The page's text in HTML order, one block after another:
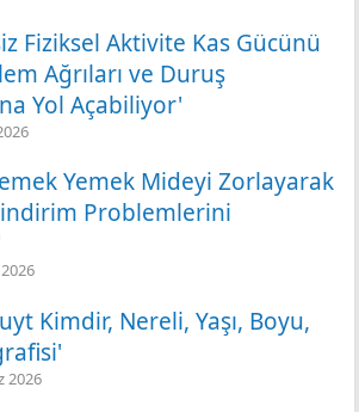
Fiziksel Aktivite Kas Gücünü
Ağrıları ve Duruş
Yol Açabiliyor'
Yemek Mideyi Zorlayarak
Problemlerini
Kimdir, Nereli, Yaşı, Boyu,
2026